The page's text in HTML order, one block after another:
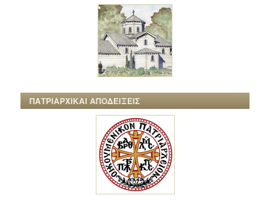
ΠΑΤΡΙΑΡΧΙΚΑΙ ΑΠΟΔΕΙΞΕΙΣ